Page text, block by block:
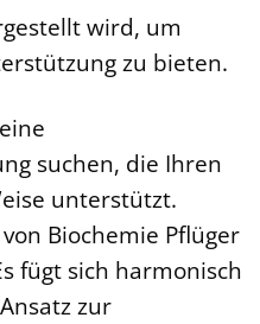
wird, um
zu bieten.
suchen, die Ihren
unterstützt.
Biochemie Pflüger
fügt sich harmonisch
zur